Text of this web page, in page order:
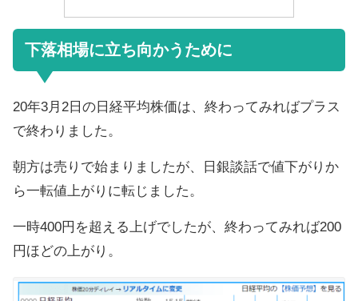
下落相場に立ち向かうために
20年3月2日の日経平均株価は、終わってみればプラス
で終わりました。
朝方は売りで始まりましたが、日銀談話で値下がりか
ら一転値上がりに転じました。
一時400円を超える上げでしたが、終わってみれば200
円ほどの上がり。